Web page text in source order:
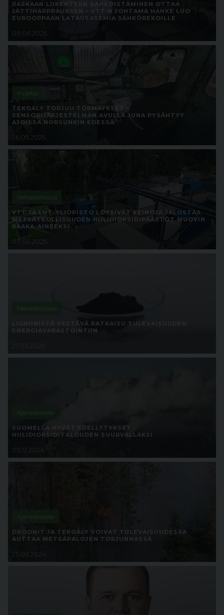
RASKAAN LIIKENTEEN SÄHKÖISTÄMINEN OTTAA
JÄTTIHARPPAUKSEN – VTT:N JOHTAMA HANKE LUO
EUROOPPAAN LATAUSASEMIA SÄHKÖREKOILLE
09.06.2025
Kuljetus
TEKOÄLY TORJUU TÖRMÄYKSET –
SENSORIJÄRJESTELMÄN AVULLA JUNA PYSÄHTYY
AJOISSA NORSUNKIN EDESSÄ
26.05.2025
Metsäteollisuus
VTT JA LUT-YLIOPISTO LÖYSIVÄT KEINOJA JALOSTAA
METSÄTEOLLISUUDEN HIILIDIOKSIDIPÄÄSTÖT MUOVIN
RAAKA-AINEEKSI
03.04.2025
Metsäteollisuus
LIGNIINISTÄ KESTÄVÄ RATKAISU TULEVAISUUDEN
ENERGIAVARASTOINTIIN
Ajankohtaista
SUOMELLA HYVÄT EDELLYTYKSET
HIILIDIOKSIDITALOUDEN SUURVALLAKSI
05.12.2024
Ajankohtaista
DROONIT JA TEKOÄLY VOIVAT TULEVAISUUDESSA
AUTTAA METSÄPALOJEN TORJUNNASSA
25.09.2024